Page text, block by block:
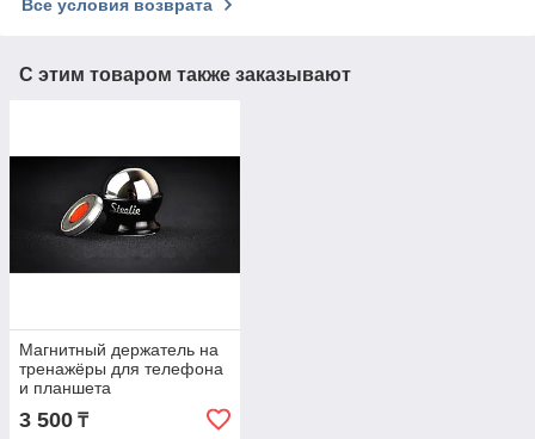
Все условия возврата
С этим товаром также заказывают
Магнитный держатель на
тренажёры для телефона
и планшета
3 500 ₸